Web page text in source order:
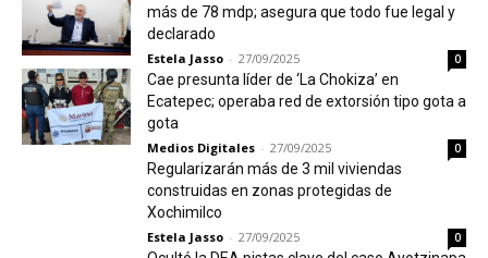
más de 78 mdp; asegura que todo fue legal y
declarado
Estela Jasso - 27/09/2025 0
Cae presunta líder de ‘La Chokiza’ en
Ecatepec; operaba red de extorsión tipo gota a
gota
Medios Digitales - 27/09/2025 0
Regularizarán más de 3 mil viviendas
construidas en zonas protegidas de
Xochimilco
Estela Jasso - 27/09/2025 0